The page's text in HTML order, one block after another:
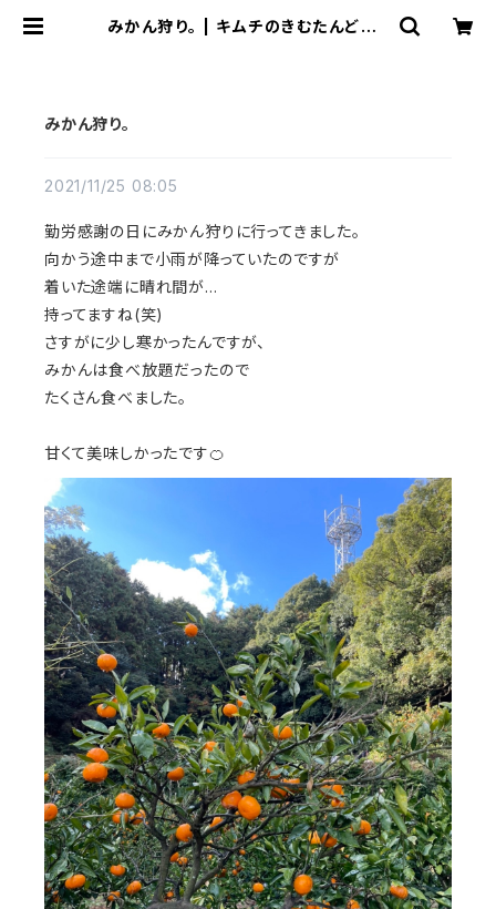
みかん狩り。 | キムチのきむたんどっと
みかん狩り。
2021/11/25 08:05
勤労感謝の日にみかん狩りに行ってきました。
向かう途中まで小雨が降っていたのですが
着いた途端に晴れ間が…
持ってますね(笑)
さすがに少し寒かったんですが、
みかんは食べ放題だったので
たくさん食べました。
甘くて美味しかったです🍊